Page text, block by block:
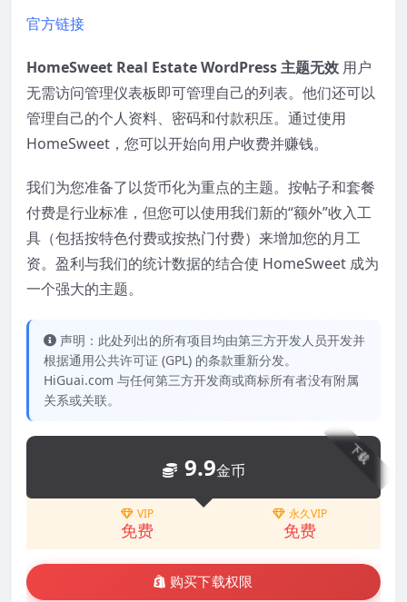
官方链接
HomeSweet Real Estate WordPress 主题无效 用户
无需访问管理仪表板即可管理自己的列表。他们还可以
管理自己的个人资料、密码和付款积压。通过使用
HomeSweet，您可以开始向用户收费并赚钱。
我们为您准备了以货币化为重点的主题。按帖子和套餐
付费是行业标准，但您可以使用我们新的“额外”收入工
具（包括按特色付费或按热门付费）来增加您的月工
资。盈利与我们的统计数据的结合使 HomeSweet 成为
一个强大的主题。
声明：此处列出的所有项目均由第三方开发人员开发并
根据通用公共许可证 (GPL) 的条款重新分发。
HiGuai.com 与任何第三方开发商或商标所有者没有附属
关系或关联。
下载
9.9金币
VIP
免费
永久VIP
免费
购买下载权限